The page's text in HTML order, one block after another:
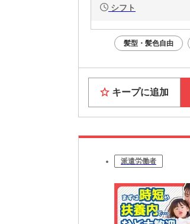
シフト
髪型・髪色自由
キープに追加
派遣労働者